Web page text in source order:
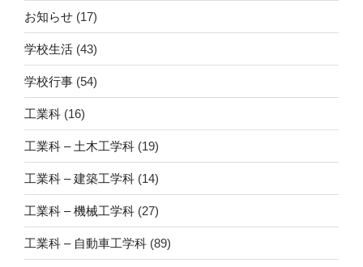
お知らせ (17)
学校生活 (43)
学校行事 (54)
工業科 (16)
工業科 – 土木工学科 (19)
工業科 – 建築工学科 (14)
工業科 – 機械工学科 (27)
工業科 – 自動車工学科 (89)